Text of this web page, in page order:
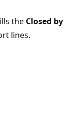
the Closed by
lines.